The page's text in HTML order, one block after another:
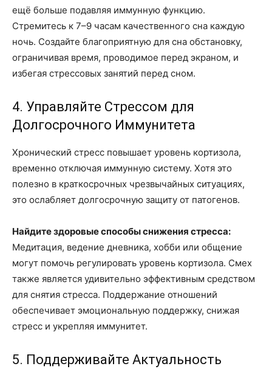
ещё больше подавляя иммунную функцию.
Стремитесь к 7–9 часам качественного сна каждую
ночь. Создайте благоприятную для сна обстановку,
ограничивая время, проводимое перед экраном, и
избегая стрессовых занятий перед сном.
4. Управляйте Стрессом для
Долгосрочного Иммунитета
Хронический стресс повышает уровень кортизола,
временно отключая иммунную систему. Хотя это
полезно в краткосрочных чрезвычайных ситуациях,
это ослабляет долгосрочную защиту от патогенов.
Найдите здоровые способы снижения стресса:
Медитация, ведение дневника, хобби или общение
могут помочь регулировать уровень кортизола. Смех
также является удивительно эффективным средством
для снятия стресса. Поддержание отношений
обеспечивает эмоциональную поддержку, снижая
стресс и укрепляя иммунитет.
5. Поддерживайте Актуальность